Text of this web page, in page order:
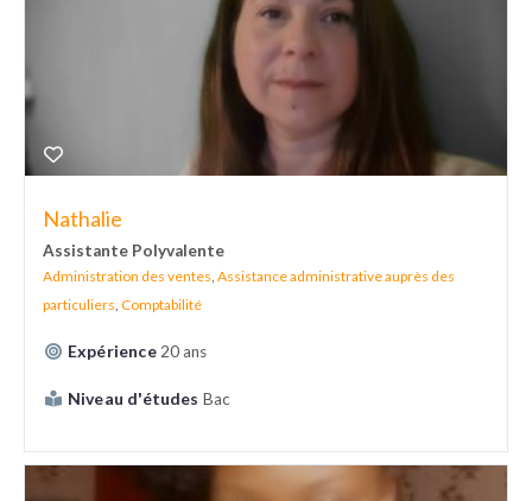
Nathalie
Assistante Polyvalente
Administration des ventes Assistance administrative auprès des
particuliers Comptabilité
Expérience 20 ans
Niveau d'études Bac